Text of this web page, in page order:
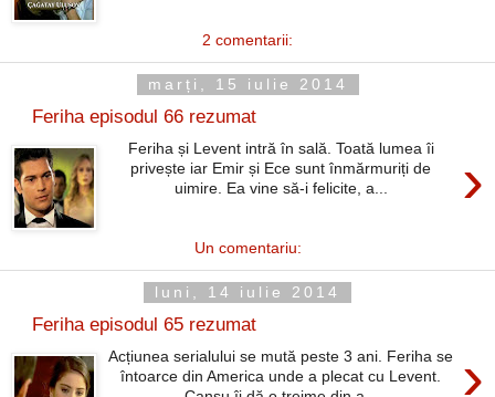
2 comentarii:
marți, 15 iulie 2014
Feriha episodul 66 rezumat
›
Feriha și Levent intră în sală. Toată lumea îi
privește iar Emir și Ece sunt înmărmuriți de
uimire. Ea vine să-i felicite, a...
Un comentariu:
luni, 14 iulie 2014
Feriha episodul 65 rezumat
›
Acțiunea serialului se mută peste 3 ani. Feriha se
întoarce din America unde a plecat cu Levent.